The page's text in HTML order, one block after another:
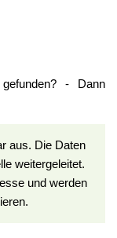
- Dann
aus. Die Daten
weitergeleitet.
und werden